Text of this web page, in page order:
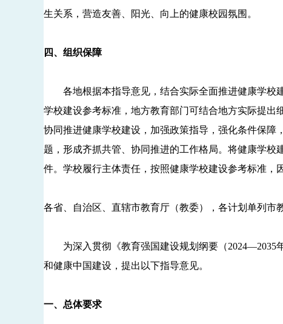
生关系，营造友善、阳光、向上的健康校园氛围。
四、组织保障
各地根据本指导意见，结合实际全面推进健康学校
学校建设参考标准，地方教育部门可结合地方实际提出
协同推进健康学校建设，加强政策指导，强化条件保
题，形成齐抓共管、协同推进的工作格局。将健康学
件。学校履行主体责任，按照健康学校建设参考标准，
各省、自治区、直辖市教育厅（教委），各计划单列市
为深入贯彻《教育强国建设规划纲要（2024—2035年
和健康中国建设，提出以下指导意见。
一、总体要求